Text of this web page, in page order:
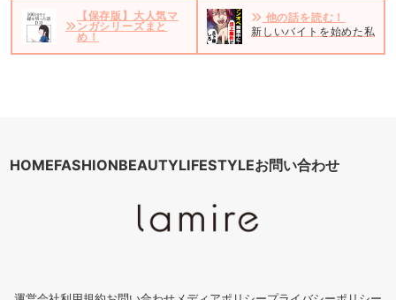
【保存版】大人気マ
ンガシリーズまと
め！
他の話を読む！
新しいバイトを始めた私。
HOMEFASHIONBEAUTYLIFESTYLEお問い合わせ